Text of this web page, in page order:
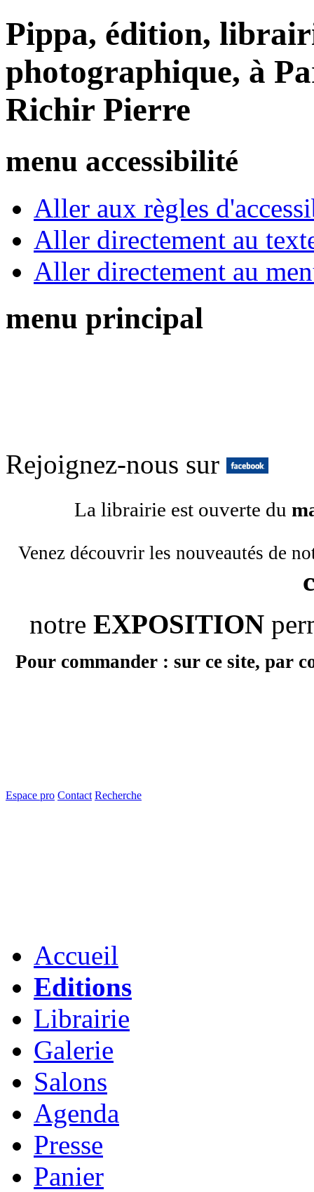
Pippa, édition,
photographique, à
Richir Pierre
menu accessibilité
Aller aux règles
Aller directement au
Aller directement au
menu principal
Rejoignez-nous sur
La librairie est ouverte du
Venez découvrir les nouveautés de
notre EXPOSITION
Pour commander : sur ce site, par
Espace pro Contact Recherche
Accueil
Editions
Librairie
Galerie
Salons
Agenda
Presse
Panier